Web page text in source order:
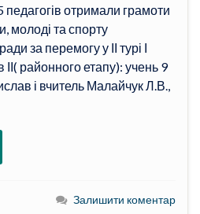
педагогів отримали грамоти
молоді та спорту
за перемогу у ІІ турі І
районного етапу): учень 9
і вчитель Малайчук Л.В.,
Залишити коментар